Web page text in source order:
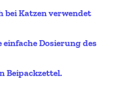
bei Katzen verwendet
Dosierung des
Beipackzettel.